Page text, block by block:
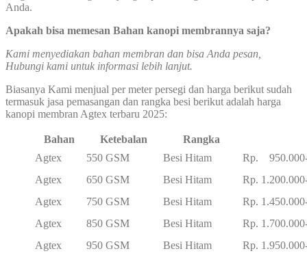
Anda.
Apakah bisa memesan Bahan kanopi membrannya saja?
Kami menyediakan bahan membran dan bisa Anda pesan,
Hubungi kami untuk informasi lebih lanjut.
Biasanya Kami menjual per meter persegi dan harga berikut sudah
termasuk jasa pemasangan dan rangka besi berikut adalah harga
kanopi membran Agtex terbaru 2025:
Bahan Ketebalan
Rangka
Agtex
550 GSM Besi Hitam
Rp.
Agtex
650 GSM Besi Hitam
Rp.
Agtex
750 GSM Besi Hitam
Rp.
Agtex
850 GSM Besi Hitam
Rp.
Agtex
950 GSM Besi Hitam Rp.